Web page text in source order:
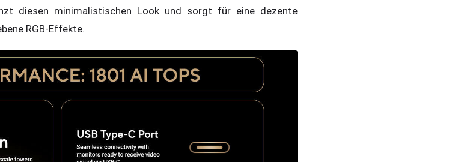
diesen minimalistischen Look und sorgt für eine dezente
RGB-Effekte.